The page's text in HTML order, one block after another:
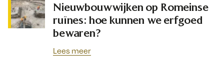
Nieuwbouwwijken op Romeinse
ruïnes: hoe kunnen we erfgoed
bewaren?
Lees meer